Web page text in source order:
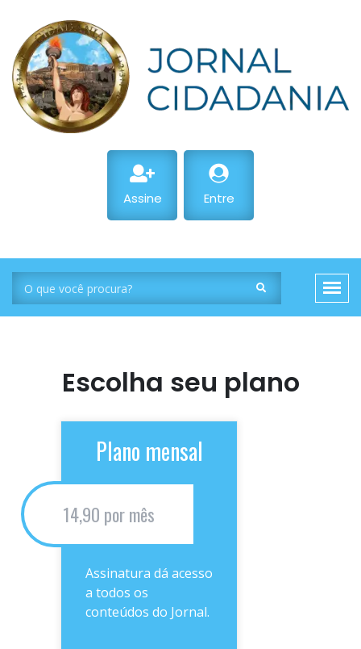
Assine Entre
Escolha seu plano
Plano mensal
14,90 por mês
Assinatura dá acesso
a todos os
conteúdos do Jornal.